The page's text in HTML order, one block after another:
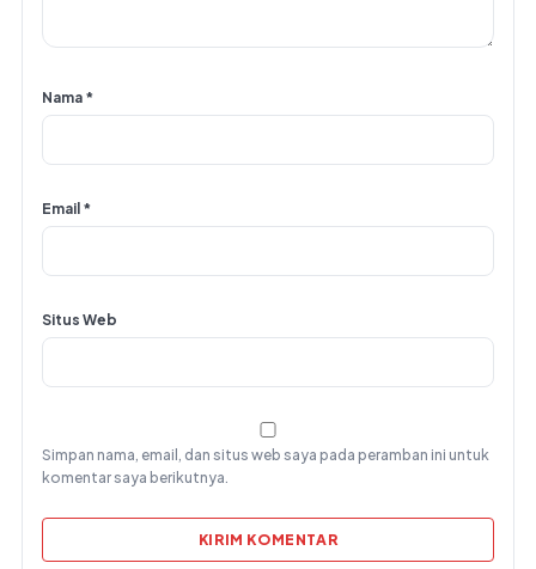
Nama *
Email *
Situs Web
Simpan nama, email, dan situs web saya pada peramban ini untuk
komentar saya berikutnya.